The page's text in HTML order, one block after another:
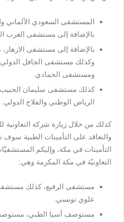
المستشفى السعودي الألماني
بالإضافة إلى مستشفى الغرب
بالإضافة إلى مستشفى
وكذلك مستشفى الجافل الدولي
ومستشفى الحمادي.
كذلك مستشفى سليمان
الرياض الوطني والفلاح الدولي.
كذلك من خلال زيارة شركة التعاونية
والتعاقد على التأمينات الطبية
التأمينات في مكة، وإليكم
التعاونيّة في مكة المكرمة وهي:
مستشفى الرفيع، كذلك
علوي تونسي.
مستوصف آسيا الطبي، مستوصف